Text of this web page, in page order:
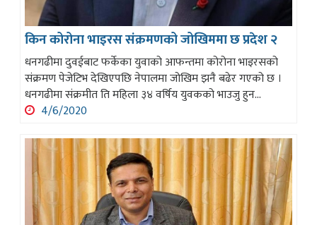
किन कोरोना भाइरस संक्रमणको जोखिममा छ प्रदेश २
धनगढीमा दुवईबाट फर्केका युवाको आफन्तमा कोरोना भाइरसको
संक्रमण पेजेटिभ देखिएपछि नेपालमा जोखिम झनै बढेर गएको छ ।
धनगढीमा संक्रमीत ति महिला ३४ वर्षिय युवकको भाउजु हुन...
4/6/2020